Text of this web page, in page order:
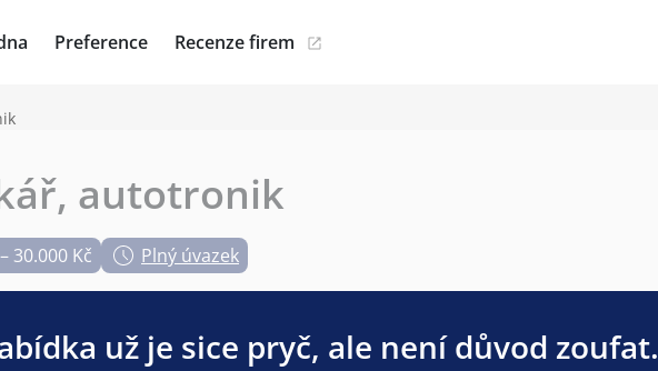
Preference Recenze firem
autotronik
30.000 Kč Plný úvazek
už je sice pryč, ale není důvod zoufat.